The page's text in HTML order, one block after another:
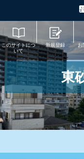
このサイトにつ
いて
新規登録 お
東